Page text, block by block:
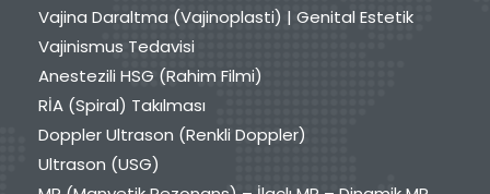
Vajina Daraltma (Vajinoplasti) | Genital Estetik
Vajinismus Tedavisi
Anestezili HSG (Rahim Filmi)
RİA (Spiral) Takılması
Doppler Ultrason (Renkli Doppler)
Ultrason (USG)